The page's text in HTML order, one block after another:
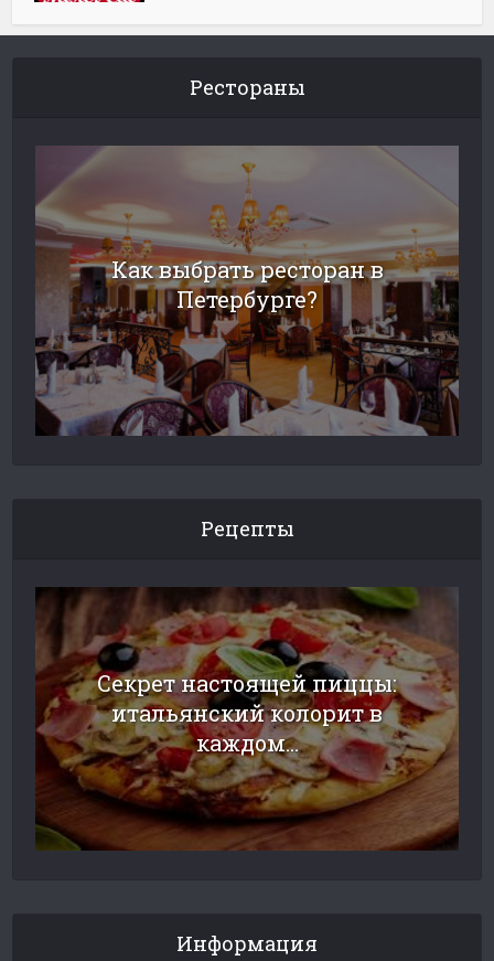
Рестораны
Как выбрать ресторан в
Петербурге?
Рецепты
Секрет настоящей пиццы:
итальянский колорит в
каждом...
Информация